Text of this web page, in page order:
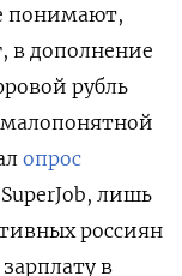
понимают,
в дополнение
рубль
опрос
SuperJob, лишь
россиян
в